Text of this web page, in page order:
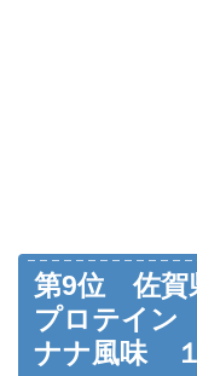
第9位 佐賀
プロテイ
ナナ風味